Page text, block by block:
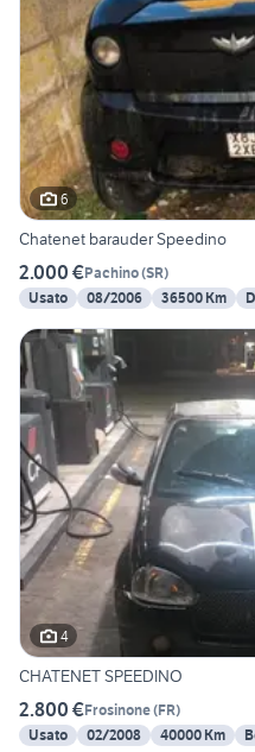
6
Chatenet barauder Speedino
2.000 €Pachino(SR)
Usato
08/2006 36500 Km
4
CHATENET SPEEDINO
2.800 €Frosinone(FR)
Usato
02/2008 40000 Km